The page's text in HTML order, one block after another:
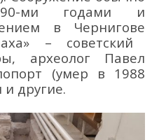
90-ми годами и
в
Чернигове
а» –
советский
археолог Павел
(умер в 1988
другие.